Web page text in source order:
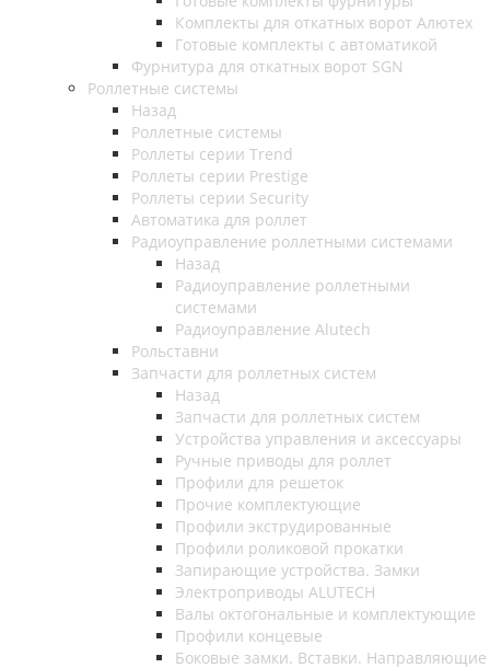
Комплекты для откатных ворот Алютех
Готовые комплекты с автоматикой
Фурнитура для откатных ворот SGN
Роллетные системы
Назад
Роллетные системы
Роллеты серии Trend
Роллеты серии Prestige
Роллеты серии Security
Автоматика для роллет
Радиоуправление роллетными системами
Назад
Радиоуправление роллетными
системами
Радиоуправление Alutech
Рольставни
Запчасти для роллетных систем
Назад
Запчасти для роллетных систем
Устройства управления и аксессуары
Ручные приводы для роллет
Профили для решеток
Прочие комплектующие
Профили экструдированные
Профили роликовой прокатки
Запирающие устройства. Замки
Электроприводы ALUTECH
Валы октогональные и комплектующие
Профили концевые
Боковые замки. Вставки. Направляющие